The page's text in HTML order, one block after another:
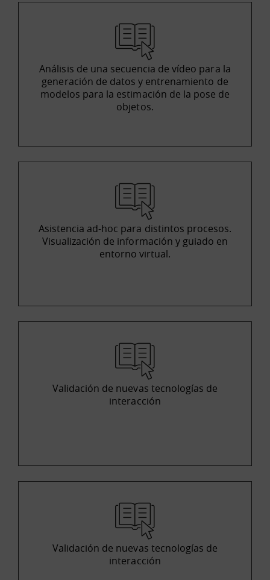
Análisis de una secuencia de vídeo para la
generación de datos y entrenamiento de
modelos para la estimación de la pose de
objetos.
Asistencia ad-hoc para distintos procesos.
Visualización de información y guiado en
entorno virtual.
Validación de nuevas tecnologías de
interacción
Validación de nuevas tecnologías de
interacción